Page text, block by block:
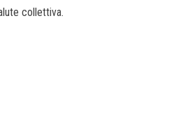
collettiva.